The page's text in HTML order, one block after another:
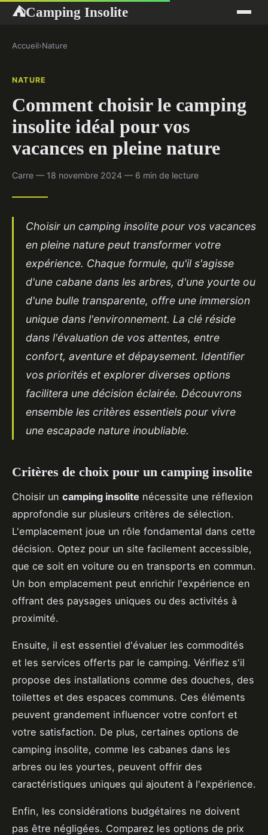
⛺Camping Insolite
Accueil›Nature
NATURE
Comment choisir le camping
insolite idéal pour vos
vacances en pleine nature
Carre — 18 novembre 2024 — 6 min de lecture
Choisir un camping insolite pour vos vacances
en pleine nature peut transformer votre
expérience. Chaque formule, qu'il s'agisse
d'une cabane dans les arbres, d'une yourte ou
d'une bulle transparente, offre une immersion
unique dans l'environnement. La clé réside
dans l'évaluation de vos attentes, entre
confort, aventure et dépaysement. Identifier
vos priorités et explorer diverses options
facilitera une décision éclairée. Découvrons
ensemble les critères essentiels pour vivre
une escapade nature inoubliable.
Critères de choix pour un camping insolite
Choisir un camping insolite nécessite une réflexion
approfondie sur plusieurs critères de sélection.
L'emplacement joue un rôle fondamental dans cette
décision. Optez pour un site facilement accessible,
que ce soit en voiture ou en transports en commun.
Un bon emplacement peut enrichir l'expérience en
offrant des paysages uniques ou des activités à
proximité.
Ensuite, il est essentiel d'évaluer les commodités
et les services offerts par le camping. Vérifiez s'il
propose des installations comme des douches, des
toilettes et des espaces communs. Ces éléments
peuvent grandement influencer votre confort et
votre satisfaction. De plus, certaines options de
camping insolite, comme les cabanes dans les
arbres ou les yourtes, peuvent offrir des
caractéristiques uniques qui ajoutent à l'expérience.
Enfin, les considérations budgétaires ne doivent
pas être négligées. Comparez les options de prix